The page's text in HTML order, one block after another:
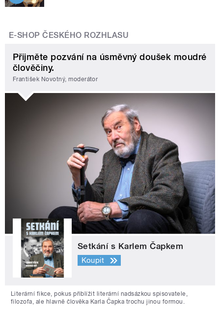
E-SHOP ČESKÉHO ROZHLASU
Přijměte pozvání na úsměvný doušek moudré
člověčiny.
František Novotný, moderátor
Setkání s Karlem Čapkem
Koupit
Literární fikce, pokus přiblížit literární nadsázkou spisovatele,
filozofa, ale hlavně člověka Karla Čapka trochu jinou formou.